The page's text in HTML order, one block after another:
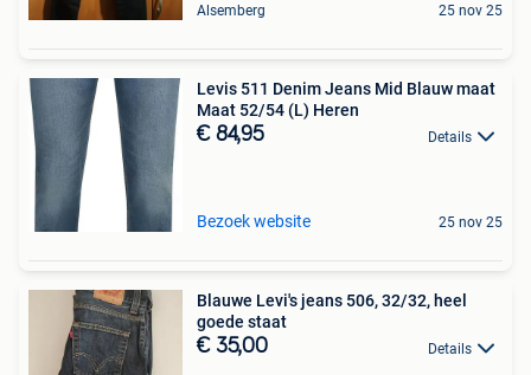
Alsemberg 25 nov 25
Levis 511 Denim Jeans Mid Blauw maat
Maat 52/54 (L) Heren
€ 84,95 Details
Bezoek website 25 nov 25
Blauwe Levi's jeans 506, 32/32, heel
goede staat
€ 35,00 Details